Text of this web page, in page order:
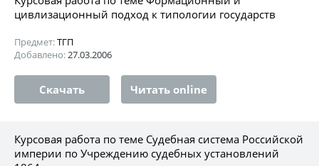
цивлизационный подход к типологии государств
Предмет:ТГП
Добавлено:27.03.2006
Скачать Читать online
Курсовая работа по теме Судебная система Российской
империи по Учреждению судебных установлений